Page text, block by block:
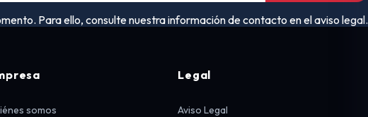
Para ello, consulte nuestra información de contacto en el aviso legal.
somos
Legal
Aviso Legal